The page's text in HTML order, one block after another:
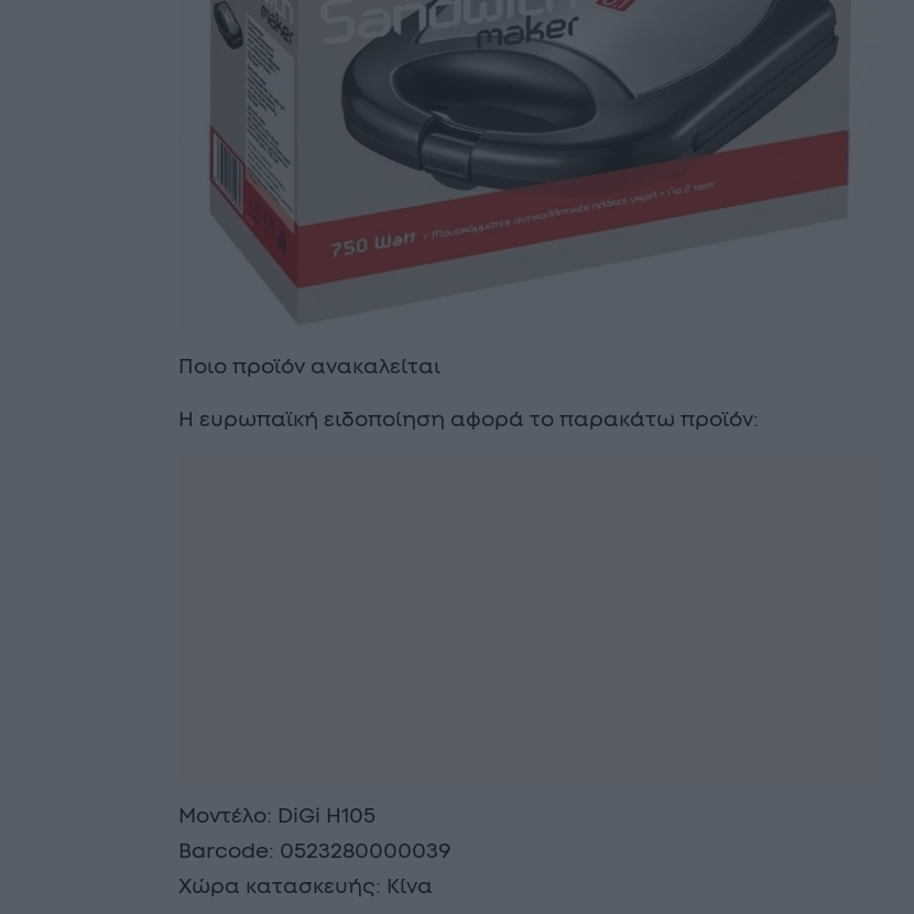
Ποιο προϊόν ανακαλείται
Η ευρωπαϊκή ειδοποίηση αφορά το παρακάτω προϊόν:
Μοντέλο: DiGi H105
Barcode: 0523280000039
Χώρα κατασκευής: Κίνα